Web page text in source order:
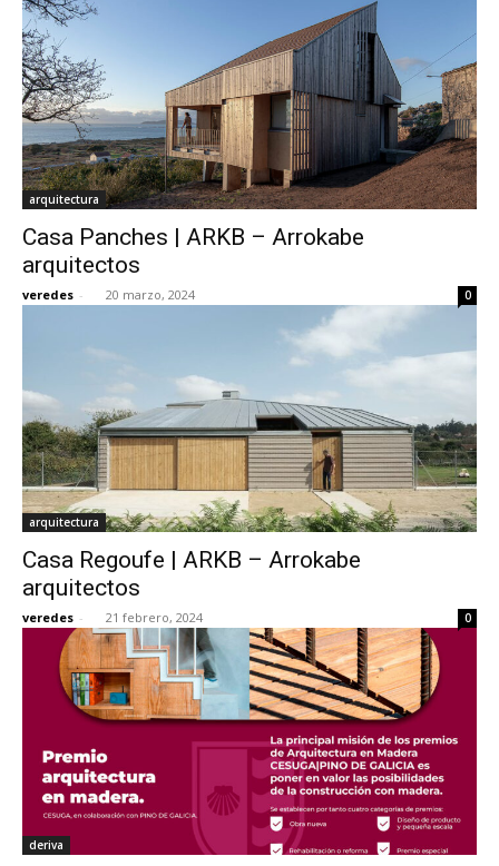
arquitectura
Casa Panches | ARKB – Arrokabe
arquitectos
veredes - 20 marzo, 2024 0
arquitectura
Casa Regoufe | ARKB – Arrokabe
arquitectos
veredes - 21 febrero, 2024 0
deriva